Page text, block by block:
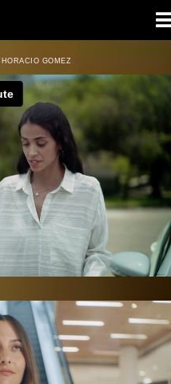
HORACIO GOMEZ